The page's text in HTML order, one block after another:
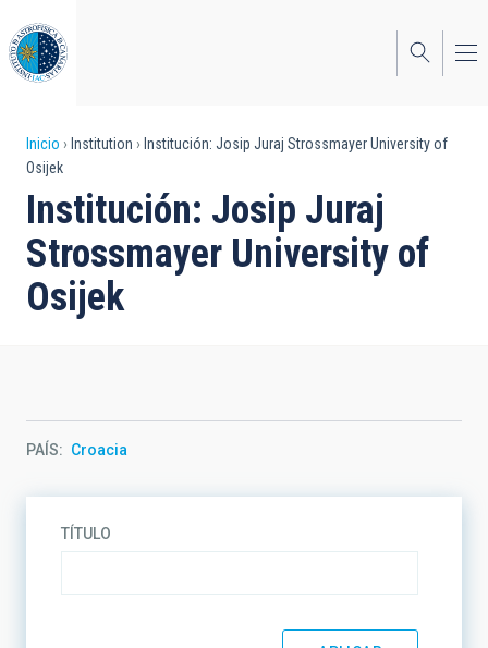
al
contenido
principal
Sobrescribir
enlaces
de
ayuda
a
Inicio Institution
Institución: Josip Juraj Strossmayer University of
Osijek
Institución: Josip Juraj
Strossmayer University of
Osijek
PAÍS Croacia
TÍTULO